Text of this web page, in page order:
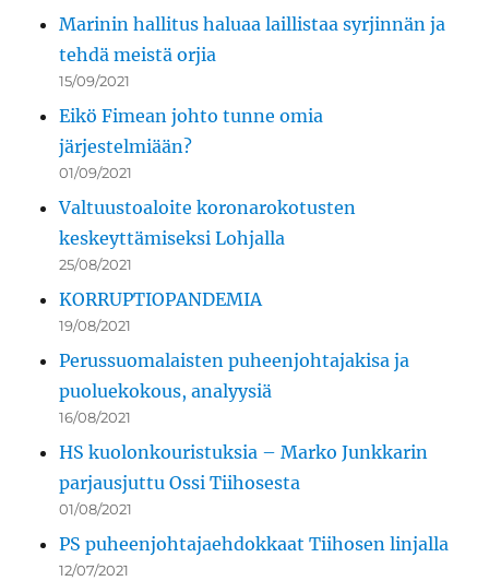
Marinin hallitus haluaa laillistaa syrjinnän ja
tehdä meistä orjia
15/09/2021
Eikö Fimean johto tunne omia
järjestelmiään?
01/09/2021
Valtuustoaloite koronarokotusten
keskeyttämiseksi Lohjalla
25/08/2021
KORRUPTIOPANDEMIA
19/08/2021
Perussuomalaisten puheenjohtajakisa ja
puoluekokous, analyysiä
16/08/2021
HS kuolonkouristuksia – Marko Junkkarin
parjausjuttu Ossi Tiihosesta
01/08/2021
PS puheenjohtajaehdokkaat Tiihosen linjalla
12/07/2021